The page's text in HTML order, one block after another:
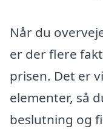
Når du
er der flere
prisen. Det er
elementer, så
beslutning og